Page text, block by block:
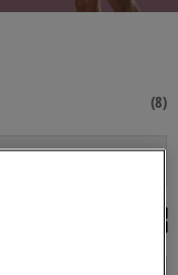
(8)